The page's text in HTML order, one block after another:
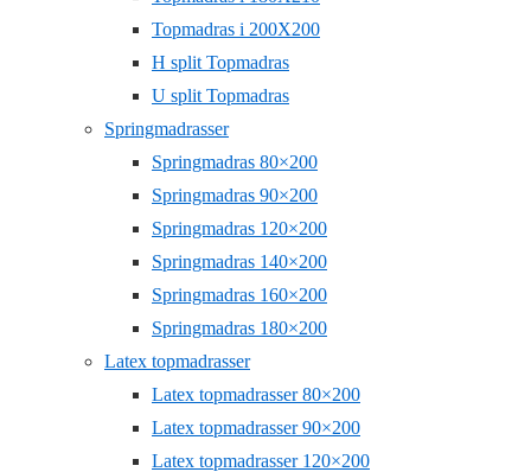
Topmadras i 200X200
H split Topmadras
U split Topmadras
Springmadrasser
Springmadras 80×200
Springmadras 90×200
Springmadras 120×200
Springmadras 140×200
Springmadras 160×200
Springmadras 180×200
Latex topmadrasser
Latex topmadrasser 80×200
Latex topmadrasser 90×200
Latex topmadrasser 120×200